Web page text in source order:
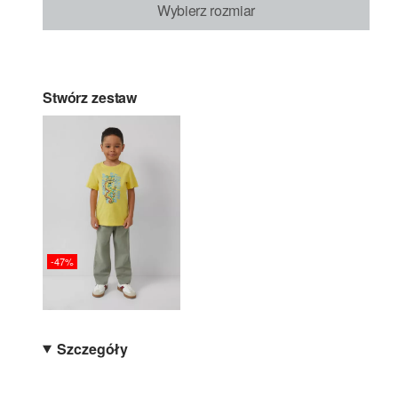
Wybierz rozmiar
Stwórz zestaw
-47%
Szczegóły